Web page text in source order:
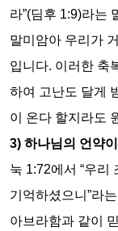
라”(딤후 1:9)라는
말미암아 우리가
입니다. 이러한 축
하여 고난도 달게
이 온다 할지라도
3) 하나님의 언약
눅 1:72에서 “우리
기억하셨으니 ”라
아브라함과 같이